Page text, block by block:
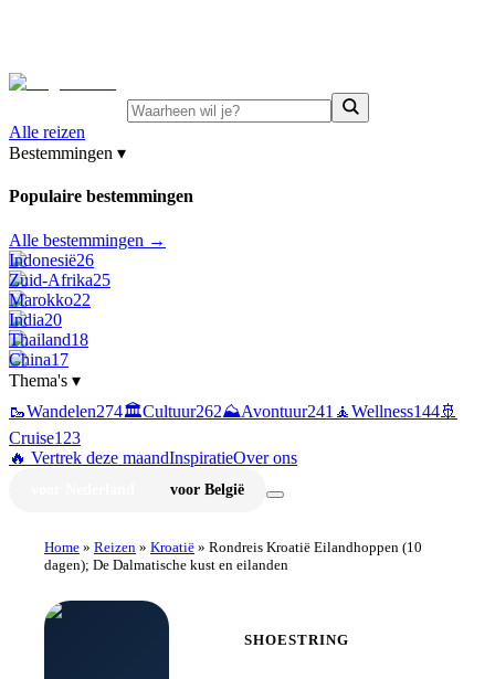
Alle reizen
Bestemmingen ▾
Populaire bestemmingen
Alle bestemmingen →
Indonesië26
Zuid-Afrika25
Marokko22
India20
Thailand18
China17
Thema's ▾
🥾Wandelen274🏛️Cultuur262⛰️Avontuur241 🧘Wellness144🚢
Cruise123
🔥 Vertrek deze maandInspiratieOver ons
voor België
Home » Reizen » Kroatië » Rondreis Kroatië Eilandhoppen (10
dagen); De Dalmatische kust en eilanden
SHOESTRING